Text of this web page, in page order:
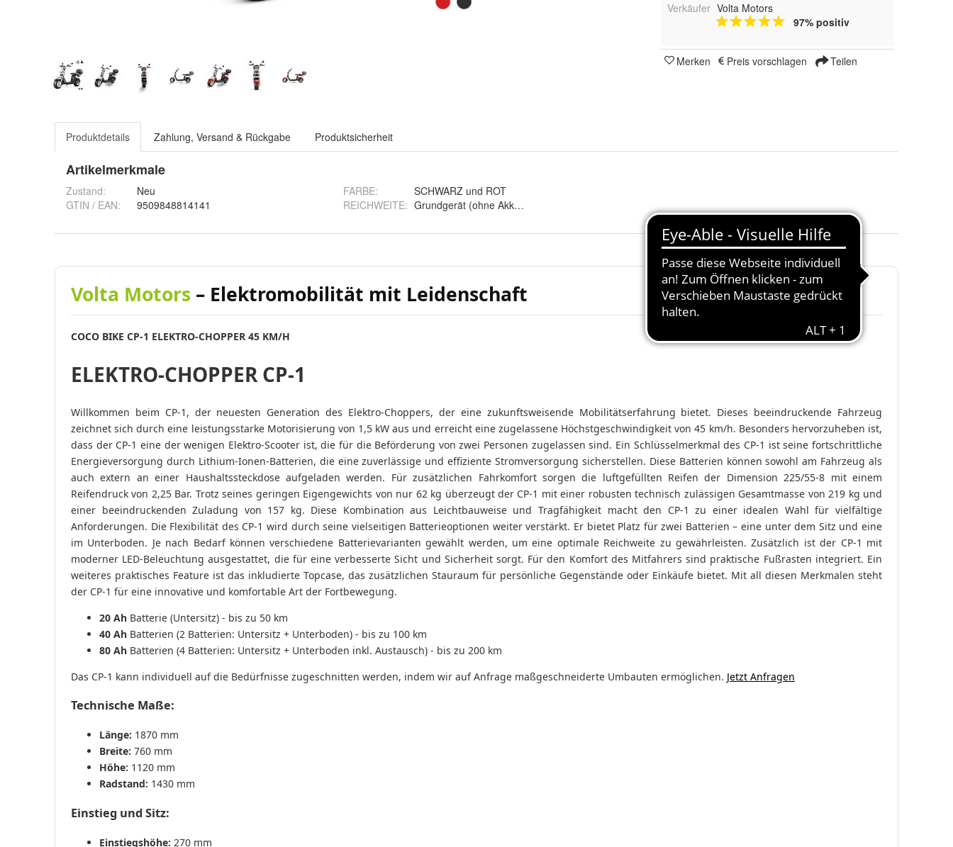
Verkäufer Volta Motors
97% positiv
Merken Preis vorschlagen Teilen
Produktdetails Zahlung, Versand & Rückgabe Produktsicherheit
Artikelmerkmale
Zustand:
Neu
GTIN / EAN:
9509848814141
FARBE:
SCHWARZ und ROT
REICHWEITE: Grundgerät (ohne Akku), 20 Ah Batterie – bis zu 50 km, 40 Ah Batterien – bis zu 100 km, 80 Ah Batterien – bis zu 200